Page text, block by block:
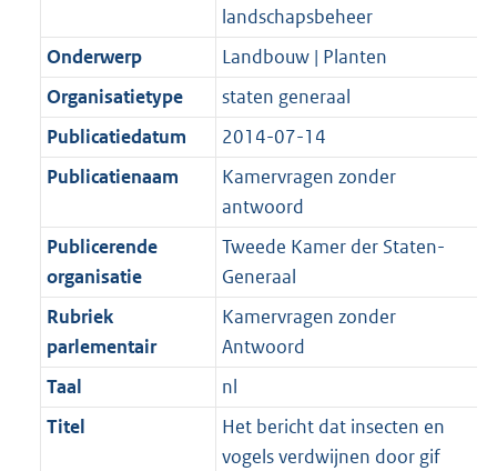
t
K
b
2
K
b
landschapsbeheer
Onderwerp
Landbouw | Planten
Organisatietype
staten generaal
Publicatiedatum
2014-07-14
Publicatienaam
Kamervragen zonder
antwoord
Publicerende
organisatie
Tweede Kamer der Staten-
Generaal
Rubriek
parlementair
Kamervragen zonder
Antwoord
Taal
nl
Titel
Het bericht dat insecten en
vogels verdwijnen door gif